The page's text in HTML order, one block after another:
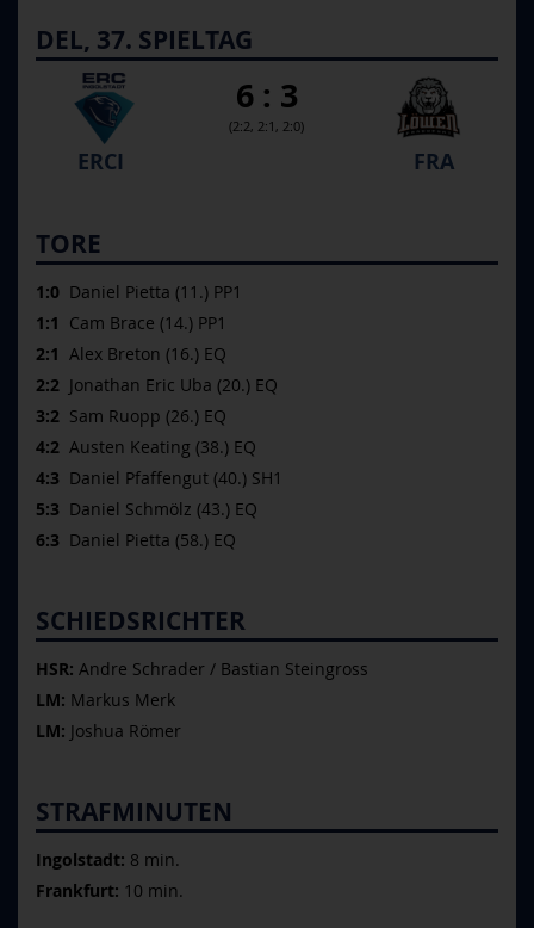
DEL, 37. SPIELTAG
6 : 3
(2:2, 2:1, 2:0)
ERCI FRA
TORE
1:0 Daniel Pietta (11.) PP1
1:1 Cam Brace (14.) PP1
2:1 Alex Breton (16.) EQ
2:2 Jonathan Eric Uba (20.) EQ
3:2 Sam Ruopp (26.) EQ
4:2 Austen Keating (38.) EQ
4:3 Daniel Pfaffengut (40.) SH1
5:3 Daniel Schmölz (43.) EQ
6:3 Daniel Pietta (58.) EQ
SCHIEDSRICHTER
HSR: Andre Schrader / Bastian Steingross
LM: Markus Merk
LM: Joshua Römer
STRAFMINUTEN
Ingolstadt: 8 min.
Frankfurt: 10 min.